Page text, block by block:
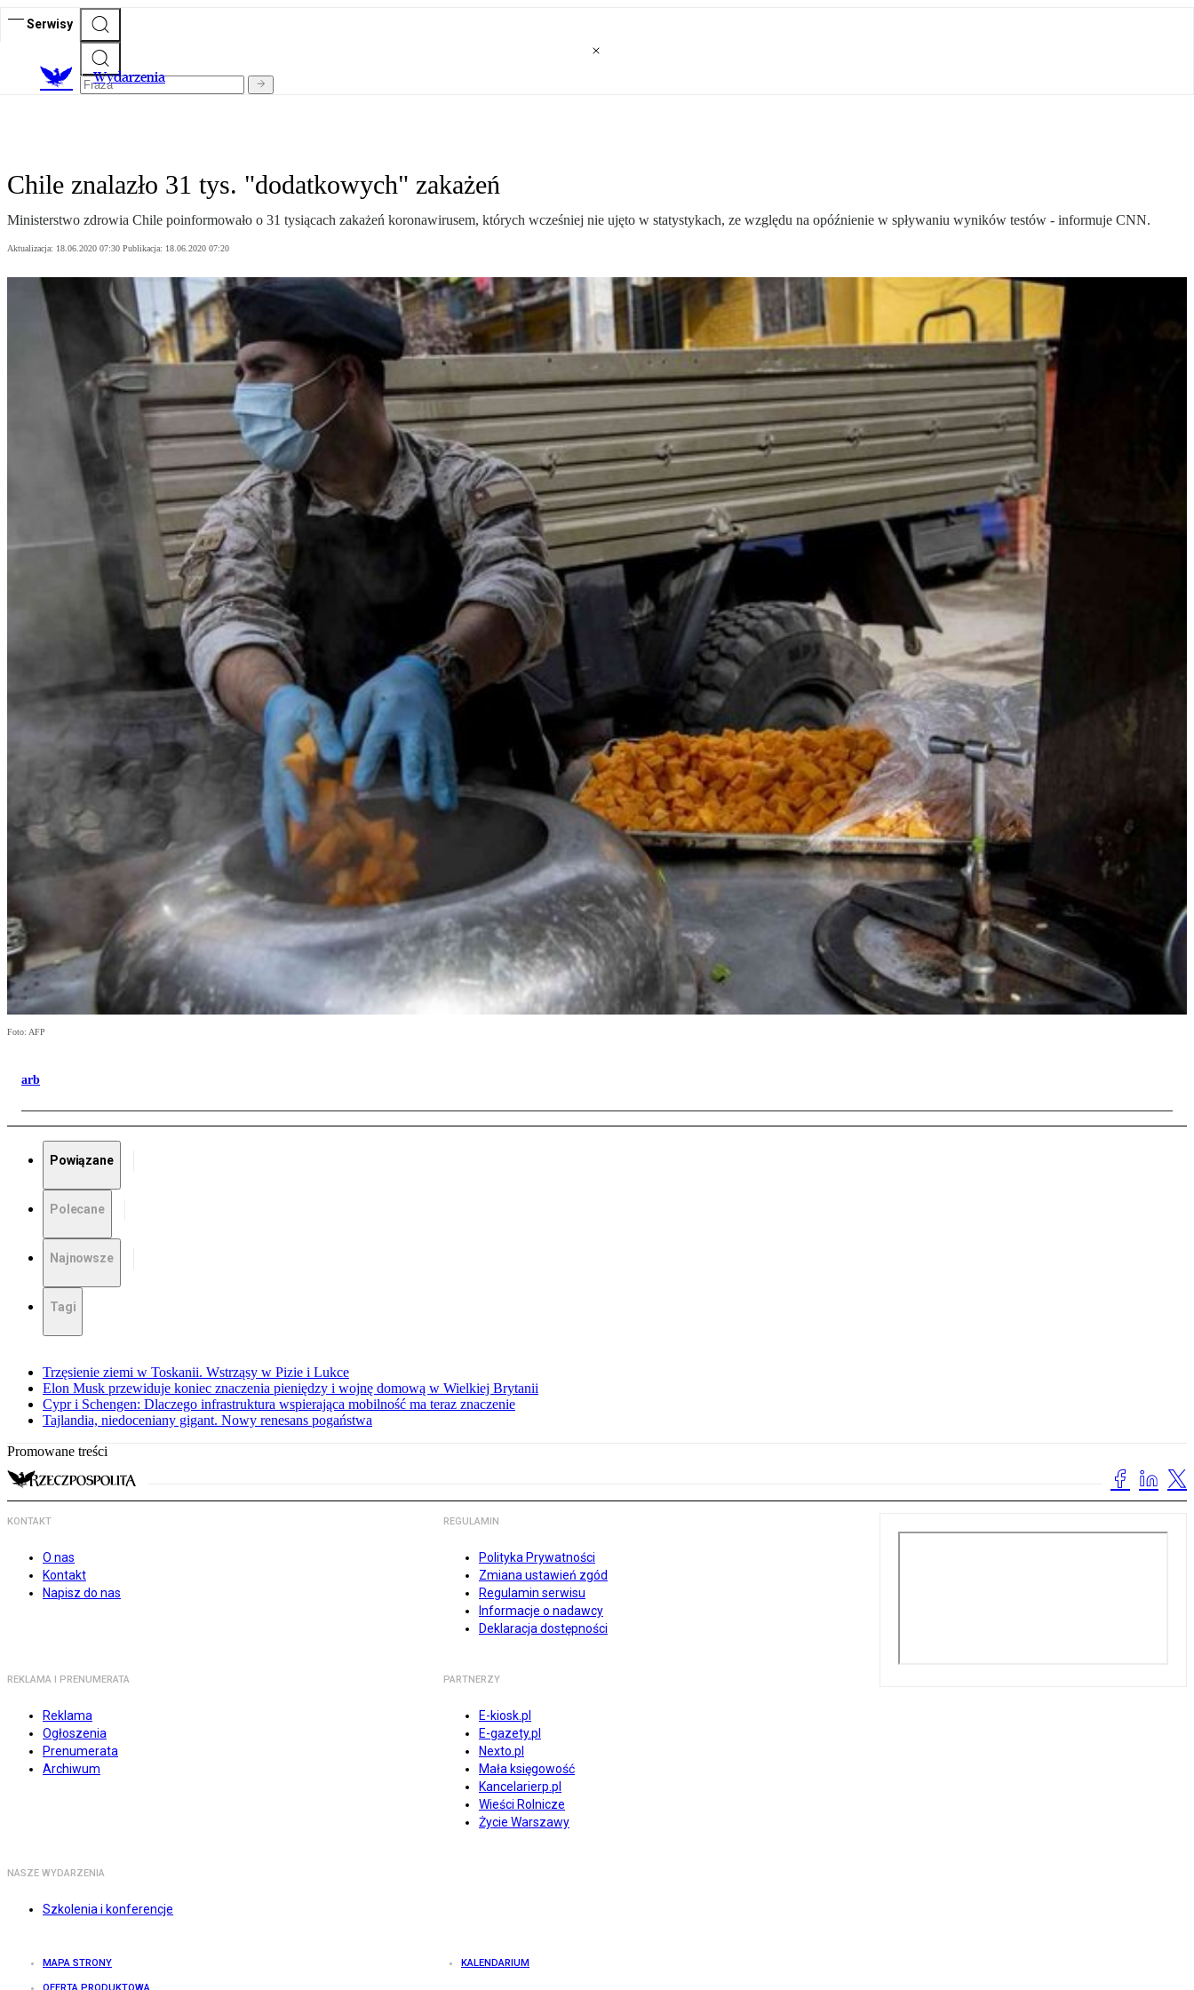
Serwisy
Wydarzenia
Chile znalazło 31 tys. "dodatkowych" zakażeń
Ministerstwo zdrowia Chile poinformowało o 31 tysiącach zakażeń koronawirusem, których wcześniej nie ujęto w statystykach, ze względu na opóźnienie w spływaniu wyników testów - informuje CNN.
Aktualizacja: 18.06.2020 07:30 Publikacja: 18.06.2020 07:20
Foto: AFP
arb
Powiązane
Polecane
Najnowsze
Tagi
Trzęsienie ziemi w Toskanii. Wstrząsy w Pizie i Lukce
Elon Musk przewiduje koniec znaczenia pieniędzy i wojnę domową w Wielkiej Brytanii
Cypr i Schengen: Dlaczego infrastruktura wspierająca mobilność ma teraz znaczenie
Tajlandia, niedoceniany gigant. Nowy renesans pogaństwa
Promowane treści
KONTAKT
O nas
Kontakt
Napisz do nas
REGULAMIN
Polityka Prywatności
Zmiana ustawień zgód
Regulamin serwisu
Informacje o nadawcy
Deklaracja dostępności
REKLAMA I PRENUMERATA
Reklama
Ogłoszenia
Prenumerata
Archiwum
PARTNERZY
E-kiosk.pl
E-gazety.pl
Nexto.pl
Mała księgowość
Kancelarierp.pl
Wieści Rolnicze
Życie Warszawy
NASZE WYDARZENIA
Szkolenia i konferencje
MAPA STRONY KALENDARIUM